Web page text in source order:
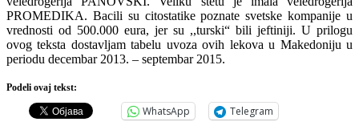
PROMEDIKA. Bacili su citostatike poznate svetske kompanije u
vrednosti od 500.000 eura, jer su ,,turski“ bili jeftiniji. U prilogu
ovog teksta dostavljam tabelu uvoza ovih lekova u Makedoniju u
periodu decembar 2013. – septembar 2015.
Podeli ovaj tekst:
WhatsApp Telegram